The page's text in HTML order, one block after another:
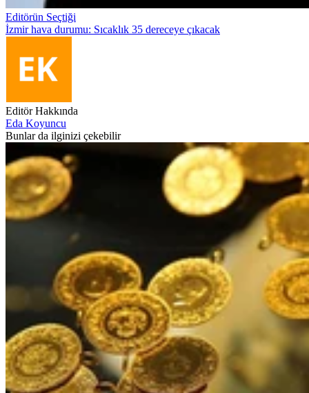
Editörün Seçtiği
İzmir hava durumu: Sıcaklık 35 dereceye çıkacak
Editör Hakkında
Eda Koyuncu
Bunlar da ilginizi çekebilir